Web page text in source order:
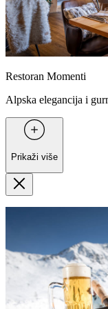
Salzburger Nockerl,
Restoran Momenti
Alpska elegancija i
Prikaži više